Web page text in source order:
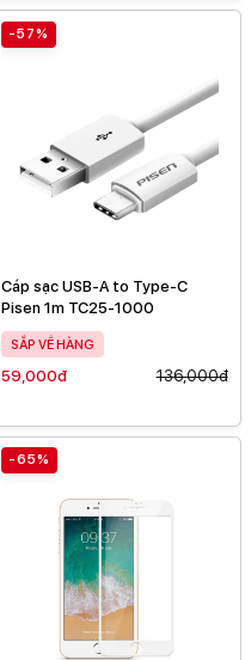
-57%
Cáp sạc USB-A to Type-C
Pisen 1m TC25-1000
SẮP VỀ HÀNG
59,000đ 136,000đ
-65%